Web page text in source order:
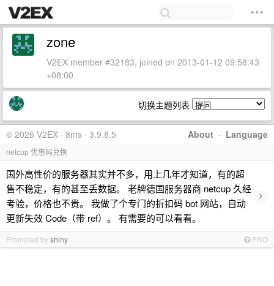
zone
V2EX member #32183, joined on 2013-01-12 09:58:43
+08:00
切换主题列表
About · Language
© 2026 V2EX · 8ms · 3.9.8.5
netcup 优惠码兑换
国外高性价的服务器其实并不多，用上几年才知道，有的超
售不稳定，有的甚至丢数据。 老牌德国服务器商 netcup 久经
考验，价格也不贵。 我做了个专门的折扣码 bot 网站，自动
更新失效 Code（带 ref）。 有需要的可以看看。
›
Promoted byshiny PRO